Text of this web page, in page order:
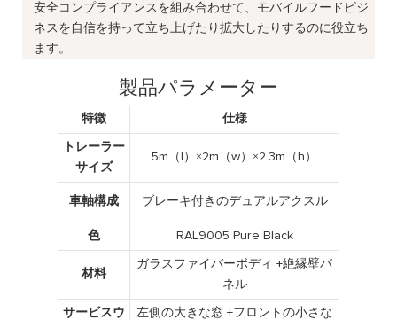
安全コンプライアンスを組み合わせて、モバイルフードビジ
ネスを自信を持って立ち上げたり拡大したりするのに役立ち
ます。
製品パラメーター
特徴 仕様
トレーラー
サイズ
5m（l）×2m（w）×2.3m（h）
車軸構成 ブレーキ付きのデュアルアクスル
色 RAL9005 Pure Black
材料
ガラスファイバーボディ +絶縁壁パ
ネル
サービスウ
左側の大きな窓 +フロントの小さな